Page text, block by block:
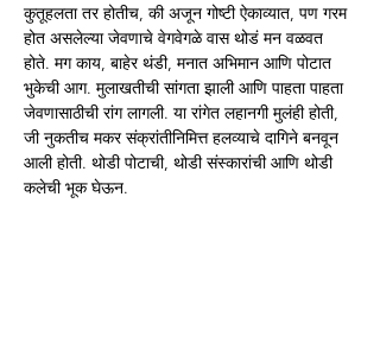
कुतूहलता तर होतीच, की अजून गोष्टी ऐकाव्यात, पण गरम
होत असलेल्या जेवणाचे वेगवेगळे वास थोडं मन वळवत
होते. मग काय, बाहेर थंडी, मनात अभिमान आणि पोटात
भुकेची आग. मुलाखतीची सांगता झाली आणि पाहता पाहता
जेवणासाठीची रांग लागली. या रांगेत लहानगी मुलंही होती,
जी नुकतीच मकर संक्रांतीनिमित्त हलव्याचे दागिने बनवून
आली होती. थोडी पोटाची, थोडी संस्कारांची आणि थोडी
कलेची भूक घेऊन.